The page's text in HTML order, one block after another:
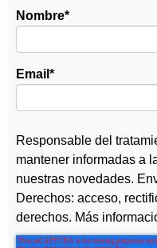
Nombre*
Email *
Responsable del
mantener informadas a
nuestras novedades.
Derechos: acceso,
derechos. Más